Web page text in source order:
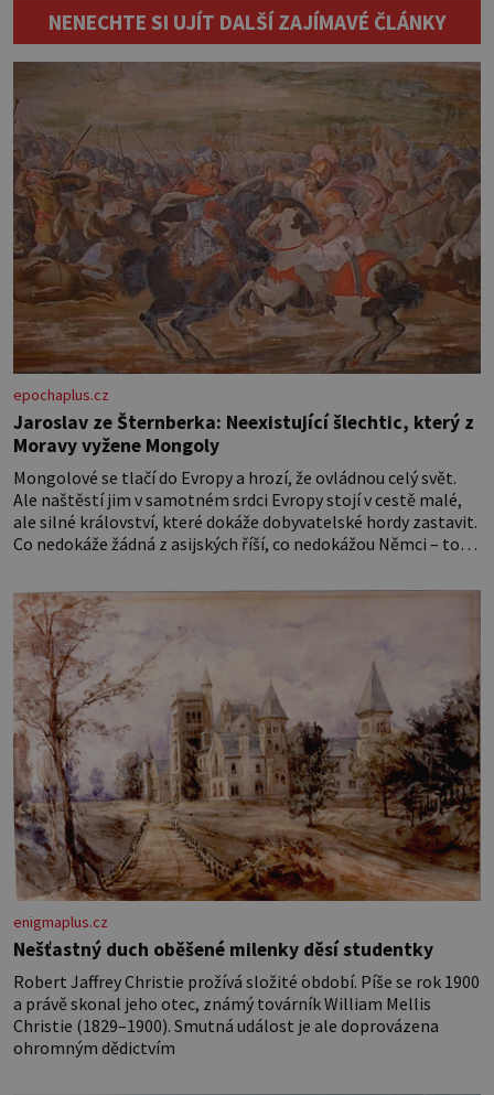
60×50), zip, odstřižky barevných filců
(dostanete v kutilských potřebách
nebo v galanterii), barevné nitě, popř
lepidlo na textil, kousek kartonu (na
šablony květů), ostré nůžky. Pokud
povlak na […]
NENECHTE SI UJÍT DALŠÍ ZAJÍMAVÉ ČLÁNKY
epochaplus.cz
Jaroslav ze Šternberka: Neexistující šlechtic, který z
Moravy vyžene Mongoly
Mongolové se tlačí do Evropy a hrozí, že ovládnou celý svět.
Ale naštěstí jim v samotném srdci Evropy stojí v cestě malé,
ale silné království, které dokáže dobyvatelské hordy zastavit.
Co nedokáže žádná z asijských říší, co nedokážou Němci – to
postupují podél Kaspického a Azovského moře,
enigmaplus.cz
Nešťastný duch oběšené milenky děsí studentky
Robert Jaffrey Christie prožívá složité období. Píše se rok 1900
a právě skonal jeho otec, známý továrník William Mellis
Christie (1829–1900). Smutná událost je ale doprovázena
ohromným dědictvím